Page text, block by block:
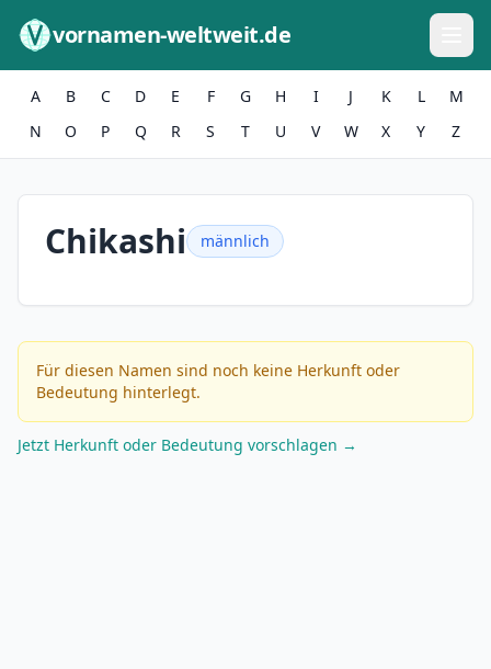
vornamen-weltweit.de
A B C D E F G H I J K L
M
N
O P Q R S T U V W X Y Z
Chikashi männlich
Für diesen Namen sind noch keine Herkunft oder
Bedeutung hinterlegt.
Jetzt Herkunft oder Bedeutung vorschlagen →